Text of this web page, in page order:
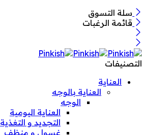
سلة التسوق
قائمة الرغبات
التصنيفات
العناية
العناية بالوجه
الوجه
العناية اليومية
التجديد و التغذية
غسول و منظف